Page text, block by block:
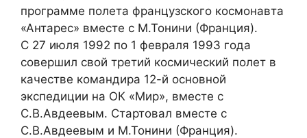
программе полета французского космонавта
«Антарес» вместе с М.Тонини (Франция).
С 27 июля 1992 по 1 февраля 1993 года
совершил свой третий космический полет в
качестве командира 12-й основной
экспедиции на ОК «Мир», вместе с
С.В.Авдеевым. Стартовал вместе с
С.В.Авдеевым и М.Тонини (Франция).